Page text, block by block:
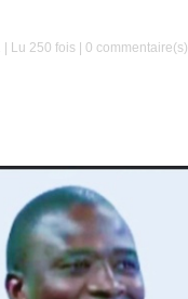
Lu 250 fois | 0 commentaire(s)